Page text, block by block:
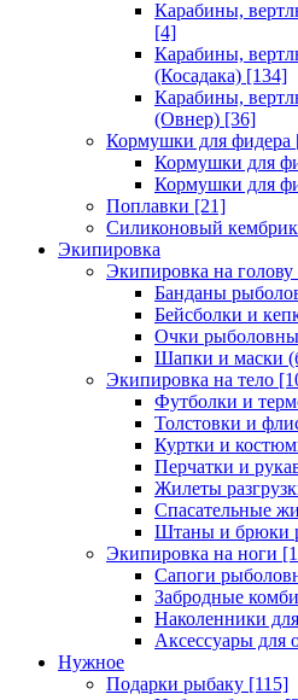
Карабины,
[4]
Карабины,
(Косадака) [134]
Карабины,
(Овнер) [36]
Кормушки для фидера
Кормушки для
Кормушки для
Поплавки [21]
Силиконовый
Экипировка
Экипировка на голову
Банданы
Бейсболки и
Очки
Шапки и маски
Экипировка на тело
Футболки и
Толстовки и
Куртки и
Перчатки и
Жилеты
Спасательные
Штаны и брюки
Экипировка на ноги
Сапоги
Забродные
Наколенники
Аксессуары для
Нужное
Подарки рыбаку [115]